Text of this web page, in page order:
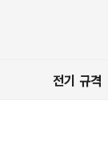
전기 규격